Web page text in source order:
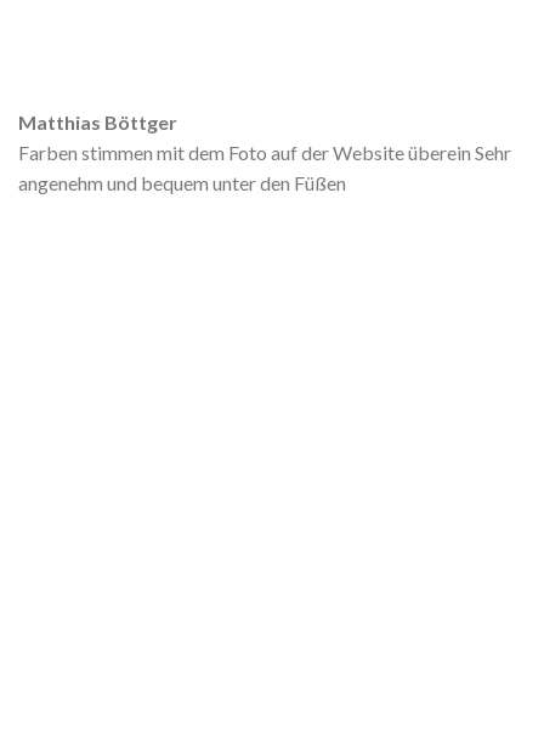
Matthias Böttger
Farben stimmen mit dem Foto auf der Website überein Sehr
angenehm und bequem unter den Füßen